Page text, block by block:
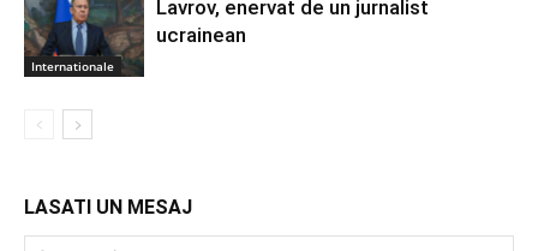
Internationale
Lavrov, enervat de un jurnalist
ucrainean
LASATI UN MESAJ